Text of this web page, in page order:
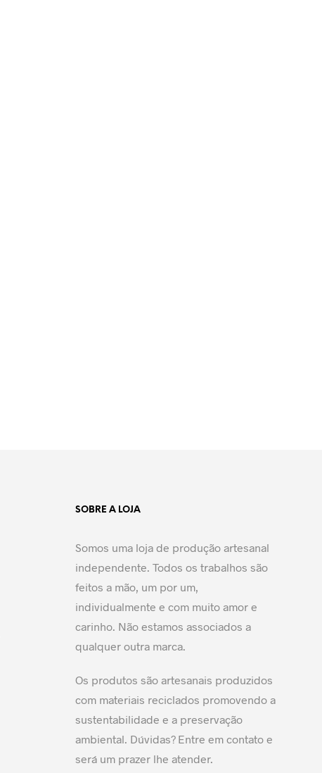
SOBRE A LOJA
Somos uma loja de produção artesanal
independente. Todos os trabalhos são
feitos a mão, um por um,
individualmente e com muito amor e
carinho. Não estamos associados a
qualquer outra marca.
Os produtos são artesanais produzidos
com materiais reciclados promovendo a
sustentabilidade e a preservação
ambiental. Dúvidas? Entre em contato e
será um prazer lhe atender.